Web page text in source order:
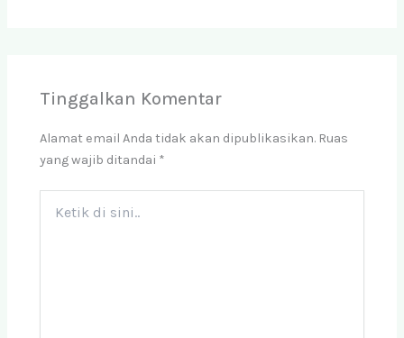
Tinggalkan Komentar
Alamat email Anda tidak akan dipublikasikan. Ruas
yang wajib ditandai *